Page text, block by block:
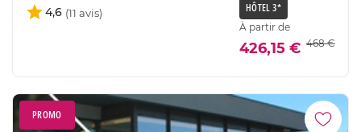
4,6 HÔTEL 3*
À partir de
426,15 € 468 €
PROMO